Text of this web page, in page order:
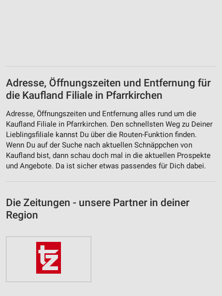
Adresse, Öffnungszeiten und Entfernung für
die Kaufland Filiale in Pfarrkirchen
Adresse, Öffnungszeiten und Entfernung alles rund um die
Kaufland Filiale in Pfarrkirchen. Den schnellsten Weg zu Deiner
Lieblingsfiliale kannst Du über die Routen-Funktion finden.
Wenn Du auf der Suche nach aktuellen Schnäppchen von
Kaufland bist, dann schau doch mal in die aktuellen Prospekte
und Angebote. Da ist sicher etwas passendes für Dich dabei.
Die Zeitungen - unsere Partner in deiner
Region